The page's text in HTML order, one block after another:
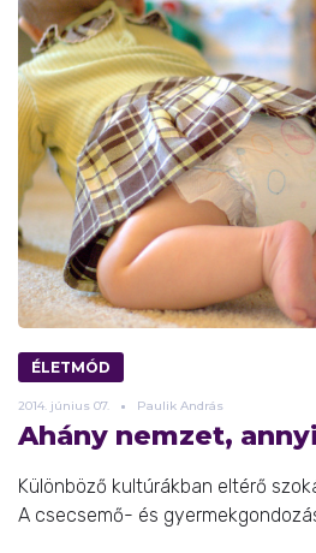
ÉLETMÓD
2014. június 07. Paulik András
Ahány nemzet,
Különböző kultúrákban eltérő
A csecsemő- és